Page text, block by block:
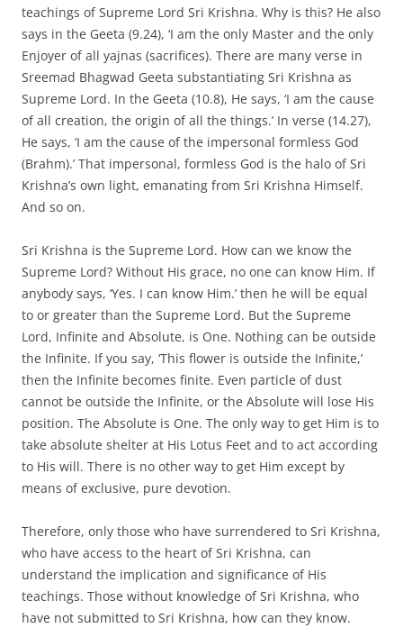
teachings of Supreme Lord Sri Krishna. Why is this? He also
says in the Geeta (9.24), ‘I am the only Master and the only
Enjoyer of all yajnas (sacrifices). There are many verse in
Sreemad Bhagwad Geeta substantiating Sri Krishna as
Supreme Lord. In the Geeta (10.8), He says, ‘I am the cause
of all creation, the origin of all the things.’ In verse (14.27),
He says, ‘I am the cause of the impersonal formless God
(Brahm).’ That impersonal, formless God is the halo of Sri
Krishna’s own light, emanating from Sri Krishna Himself.
And so on.
Sri Krishna is the Supreme Lord. How can we know the
Supreme Lord? Without His grace, no one can know Him. If
anybody says, ‘Yes. I can know Him.’ then he will be equal
to or greater than the Supreme Lord. But the Supreme
Lord, Infinite and Absolute, is One. Nothing can be outside
the Infinite. If you say, ‘This flower is outside the Infinite,’
then the Infinite becomes finite. Even particle of dust
cannot be outside the Infinite, or the Absolute will lose His
position. The Absolute is One. The only way to get Him is to
take absolute shelter at His Lotus Feet and to act according
to His will. There is no other way to get Him except by
means of exclusive, pure devotion.
Therefore, only those who have surrendered to Sri Krishna,
who have access to the heart of Sri Krishna, can
understand the implication and significance of His
teachings. Those without knowledge of Sri Krishna, who
have not submitted to Sri Krishna, how can they know.